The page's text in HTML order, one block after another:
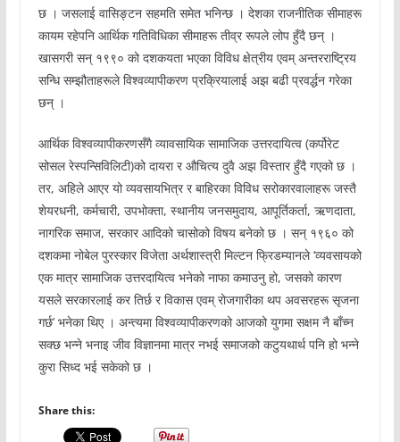
छ । जसलाई वासिङ्टन सहमति समेत भनिन्छ । देशका राजनीतिक सीमाहरू
कायम रहेपनि आर्थिक गतिविधिका सीमाहरू तीव्र रूपले लोप हुँदै छन् ।
खासगरी सन् १९९० को दशकयता भएका विविध क्षेत्रीय एवम् अन्तरराष्ट्रिय
सन्धि सम्झौताहरूले विश्वव्यापीकरण प्रक्रियालाई अझ बढी प्रवर्द्धन गरेका
छन् ।
आर्थिक विश्वव्यापीकरणसँगै व्यावसायिक सामाजिक उत्तरदायित्व (कर्पोरेट
सोसल रेस्पन्सिविलिटी)को दायरा र औचित्य दुवै अझ विस्तार हुँदै गएको छ ।
तर, अहिले आएर यो व्यवसायभित्र र बाहिरका विविध सरोकारवालाहरू जस्तै
शेयरधनी, कर्मचारी, उपभोक्ता, स्थानीय जनसमुदाय, आपूर्तिकर्ता, ऋणदाता,
नागरिक समाज, सरकार आदिको चासोको विषय बनेको छ । सन् १९६० को
दशकमा नोबेल पुरस्कार विजेता अर्थशास्त्री मिल्टन फ्रिडम्यानले ‘व्यवसायको
एक मात्र सामाजिक उत्तरदायित्व भनेको नाफा कमाउनु हो, जसको कारण
यसले सरकारलाई कर तिर्छ र विकास एवम् रोजगारीका थप अवसरहरू सृजना
गर्छ’ भनेका थिए । अन्त्यमा विश्वव्यापीकरणको आजको युगमा सक्षम नै बाँच्न
सक्छ भन्ने भनाइ जीव विज्ञानमा मात्र नभई समाजको कटुयथार्थ पनि हो भन्ने
कुरा सिध्द भई सकेको छ ।
Share this: